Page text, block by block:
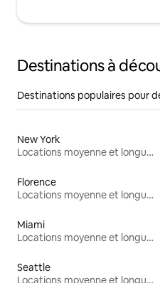
Destinations à
Destinations populaires pour
New York
Locations moyenne et longue durée
Florence
Locations moyenne et longue durée
Miami
Locations moyenne et longue durée
Seattle
Locations moyenne et longue durée